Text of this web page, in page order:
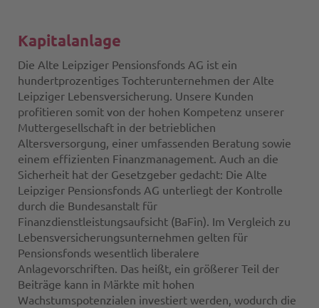
Kapitalanlage
Die Alte Leipziger Pensionsfonds AG ist ein
hundertprozentiges Tochterunternehmen der Alte
Leipziger Lebensversicherung. Unsere Kunden
profitieren somit von der hohen Kompetenz unserer
Muttergesellschaft in der betrieblichen
Altersversorgung, einer umfassenden Beratung sowie
einem effizienten Finanzmanagement. Auch an die
Sicherheit hat der Gesetzgeber gedacht: Die Alte
Leipziger Pensionsfonds AG unterliegt der Kontrolle
durch die Bundesanstalt für
Finanzdienstleistungsaufsicht (BaFin). Im Vergleich zu
Lebensversicherungsunternehmen gelten für
Pensionsfonds wesentlich liberalere
Anlagevorschriften. Das heißt, ein größerer Teil der
Beiträge kann in Märkte mit hohen
Wachstumspotenzialen investiert werden, wodurch die